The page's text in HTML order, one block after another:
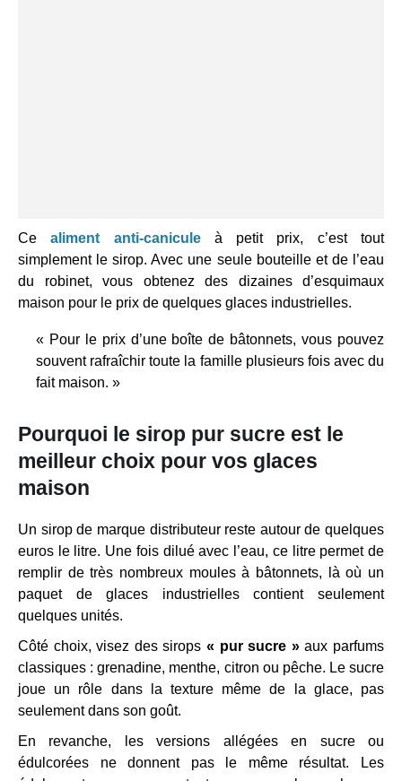
Cealiment anti-caniculeà petit prix, c’est tout
simplement le sirop. Avec une seule bouteille et de l’eau
du robinet, vous obtenez des dizaines d’esquimaux
maison pour le prix de quelques glaces industrielles.
« Pour le prix d’une boîte de bâtonnets, vous pouvez
souvent rafraîchir toute la famille plusieurs fois avec du
fait maison. »
Pourquoi le sirop pur sucre est le
meilleur choix pour vos glaces
maison
Un sirop de marque distributeur reste autour de quelques
euros le litre. Une fois dilué avec l’eau, ce litre permet de
remplir de très nombreux moules à bâtonnets, là où un
paquet de glaces industrielles contient seulement
quelques unités.
Côté choix, visez des sirops « pur sucre »aux parfums
classiques : grenadine, menthe, citron ou pêche. Le sucre
joue un rôle dans la texture même de la glace, pas
seulement dans son goût.
En revanche, les versions allégées en sucre ou
édulcorées ne donnent pas le même résultat. Les